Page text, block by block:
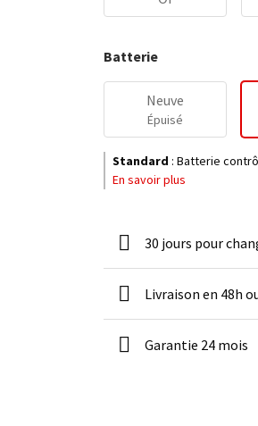
Batterie
Neuve
Épuisé
Standard : Batterie
En savoir plus
30 jours pour
Livraison en 48h
Garantie 24 mois